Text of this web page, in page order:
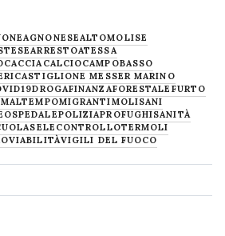
AGNONESEALTOMOLISE
ARRESTOATESSA
CACCIACALCIOCAMPOBASSO
CASTIGLIONE MESSER MARINO
DROGAFINANZAFORESTALE FURTO
MALTEMPOMIGRANTIMOLISANI
OSPEDALEPOLIZIAPROFUGHISANITÀ
SELECONTROLLOTERMOLI
VIABILITÀVIGILI DEL FUOCO